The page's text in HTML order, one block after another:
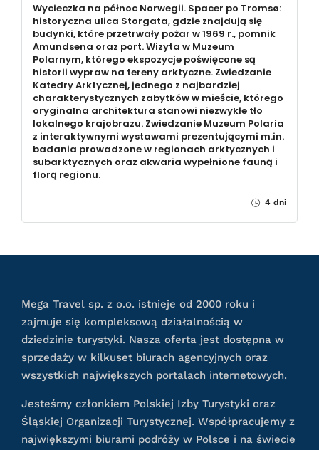
Wycieczka na północ Norwegii. Spacer po Tromsø:
historyczna ulica Storgata, gdzie znajdują się
budynki, które przetrwały pożar w 1969 r., pomnik
Amundsena oraz port. Wizyta w Muzeum
Polarnym, którego ekspozycje poświęcone są
historii wypraw na tereny arktyczne. Zwiedzanie
Katedry Arktycznej, jednego z najbardziej
charakterystycznych zabytków w mieście, którego
oryginalna architektura stanowi niezwykłe tło
lokalnego krajobrazu. Zwiedzanie Muzeum Polaria
z interaktywnymi wystawami prezentującymi m.in.
badania prowadzone w regionach arktycznych i
subarktycznych oraz akwaria wypełnione fauną i
florą regionu.
4 dni
Mega Travel sp. z o.o. istnieje od 2000 roku i
zajmuje się kompleksową działalnością w
dziedzinie turystyki. Nasza oferta jest dostępna w
sprzedaży w kilkuset biurach agencyjnych oraz
wszystkich największych portalach internetowych.
Jesteśmy członkiem Polskiej Izby Turystyki oraz
Śląskiej Organizacji Turystycznej. Współpracujemy z
największymi biurami podróży w Polsce i na świecie